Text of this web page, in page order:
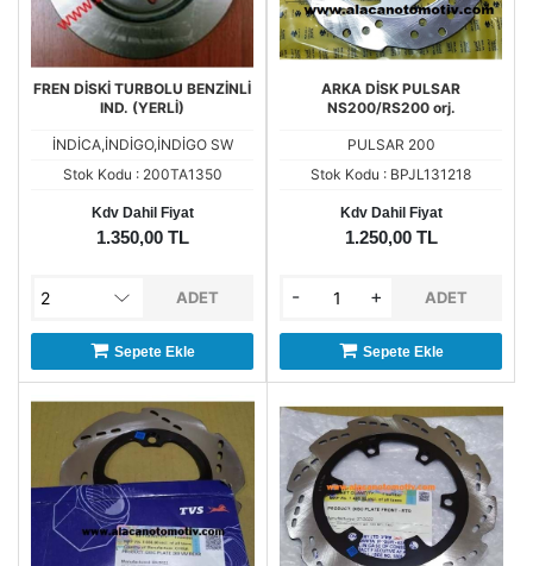
FREN DİSKİ TURBOLU BENZİNLİ
IND. (YERLİ)
İNDİCA,İNDİGO,İNDİGO SW
Stok Kodu : 200TA1350
Kdv Dahil Fiyat
1.350,00 TL
ADET
Sepete Ekle
ARKA DİSK PULSAR
NS200/RS200 orj.
PULSAR 200
Stok Kodu : BPJL131218
Kdv Dahil Fiyat
1.250,00 TL
- + ADET
Sepete Ekle